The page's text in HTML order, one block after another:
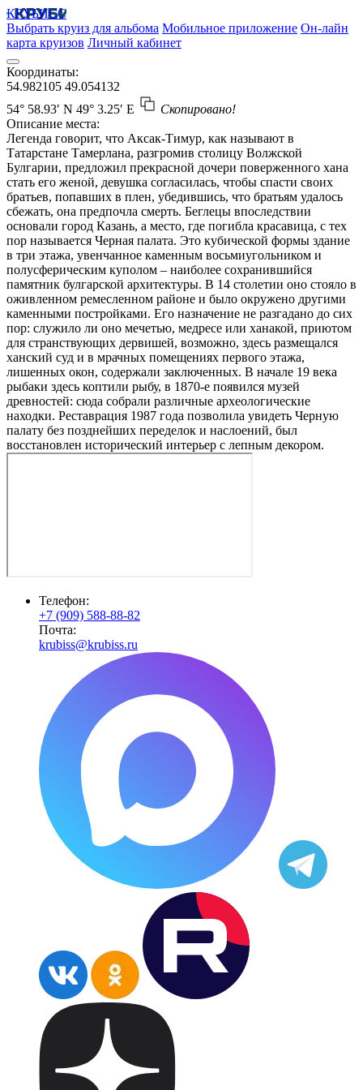
КРУБИСС
Выбрать круиз для альбома Мобильное приложение Он-лайн
карта круизов Личный кабинет
Координаты:
54.982105 49.054132
54° 58.93′ N 49° 3.25′ E
Скопировано!
Описание места:
Легенда говорит, что Аксак-Тимур, как называют в
Татарстане Тамерлана, разгромив столицу Волжской
Булгарии, предложил прекрасной дочери поверженного хана
стать его женой, девушка согласилась, чтобы спасти своих
братьев, попавших в плен, убедившись, что братьям удалось
сбежать, она предпочла смерть. Беглецы впоследствии
основали город Казань, а место, где погибла красавица, с тех
пор называется Черная палата. Это кубической формы здание
в три этажа, увенчанное каменным восьмиугольником и
полусферическим куполом – наиболее сохранившийся
памятник булгарской архитектуры. В 14 столетии оно стояло в
оживленном ремесленном районе и было окружено другими
каменными постройками. Его назначение не разгадано до сих
пор: служило ли оно мечетью, медресе или ханакой, приютом
для странствующих дервишей, возможно, здесь размещался
ханский суд и в мрачных помещениях первого этажа,
лишенных окон, содержали заключенных. В начале 19 века
рыбаки здесь коптили рыбу, в 1870-е появился музей
древностей: сюда собрали различные археологические
находки. Реставрация 1987 года позволила увидеть Черную
палату без позднейших переделок и наслоений, был
восстановлен исторический интерьер с лепным декором.
Телефон:
+7 (909) 588-88-82
Почта:
krubiss@krubiss.ru